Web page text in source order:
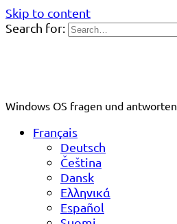
Skip to content
Search for:
Windows OS fragen und antworten
Français
Deutsch
Čeština
Dansk
Ελληνικά
Español